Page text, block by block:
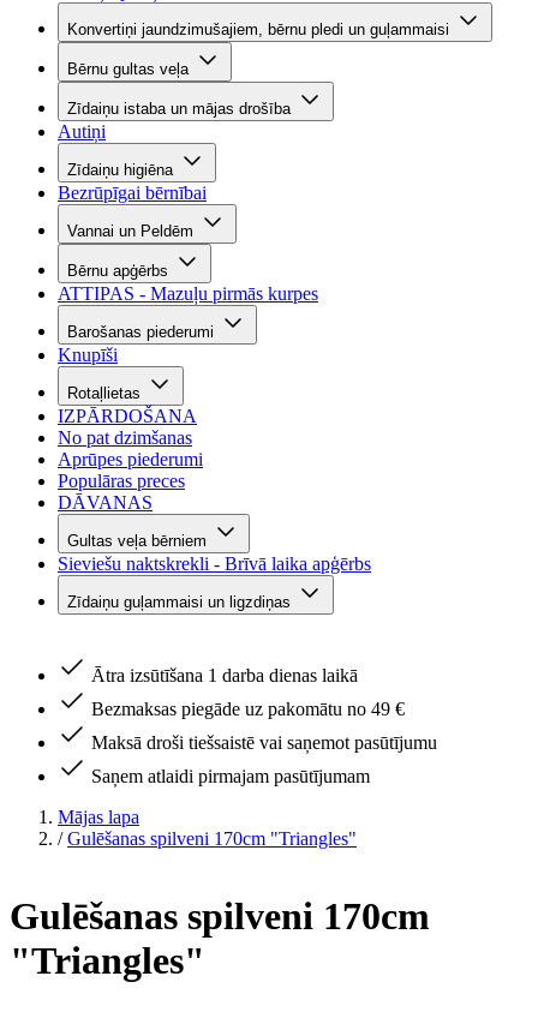
Konvertiņi jaundzimušajiem, bērnu pledi un guļammaisi
Bērnu gultas veļa
Zīdaiņu istaba un mājas drošība
Autiņi
Zīdaiņu higiēna
Bezrūpīgai bērnībai
Vannai un Peldēm
Bērnu apģērbs
ATTIPAS - Mazuļu pirmās kurpes
Barošanas piederumi
Knupīši
Rotaļlietas
IZPĀRDOŠANA
No pat dzimšanas
Aprūpes piederumi
Populāras preces
DĀVANAS
Gultas veļa bērniem
Sieviešu naktskrekli - Brīvā laika apģērbs
Zīdaiņu guļammaisi un ligzdiņas
Ātra izsūtīšana 1 darba dienas laikā
Bezmaksas piegāde uz pakomātu no 49 €
Maksā droši tiešsaistē vai saņemot pasūtījumu
Saņem atlaidi pirmajam pasūtījumam
Mājas lapa
/ Gulēšanas spilveni 170cm "Triangles"
Gulēšanas spilveni 170cm
"Triangles"